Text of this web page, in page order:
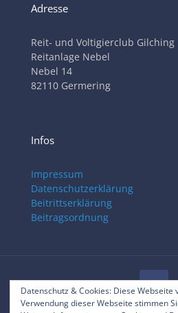
Adresse
Reit- und Voltigierclub Gilching
Reitanlage Nebel
Nebel 14
82110 Germering
Infos
Impressum
Datenschutzerklärung
Beitrittserklärung
Beitragsordnung
Datenschutz & Cookies: Diese
Verwendung dieser Webseite stimmen